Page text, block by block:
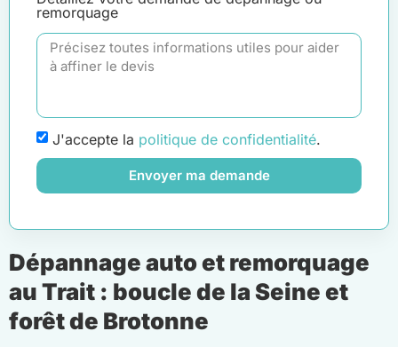
remorquage
J'accepte la politique de confidentialité.
Envoyer ma demande
Dépannage auto et remorquage
au Trait : boucle de la Seine et
forêt de Brotonne